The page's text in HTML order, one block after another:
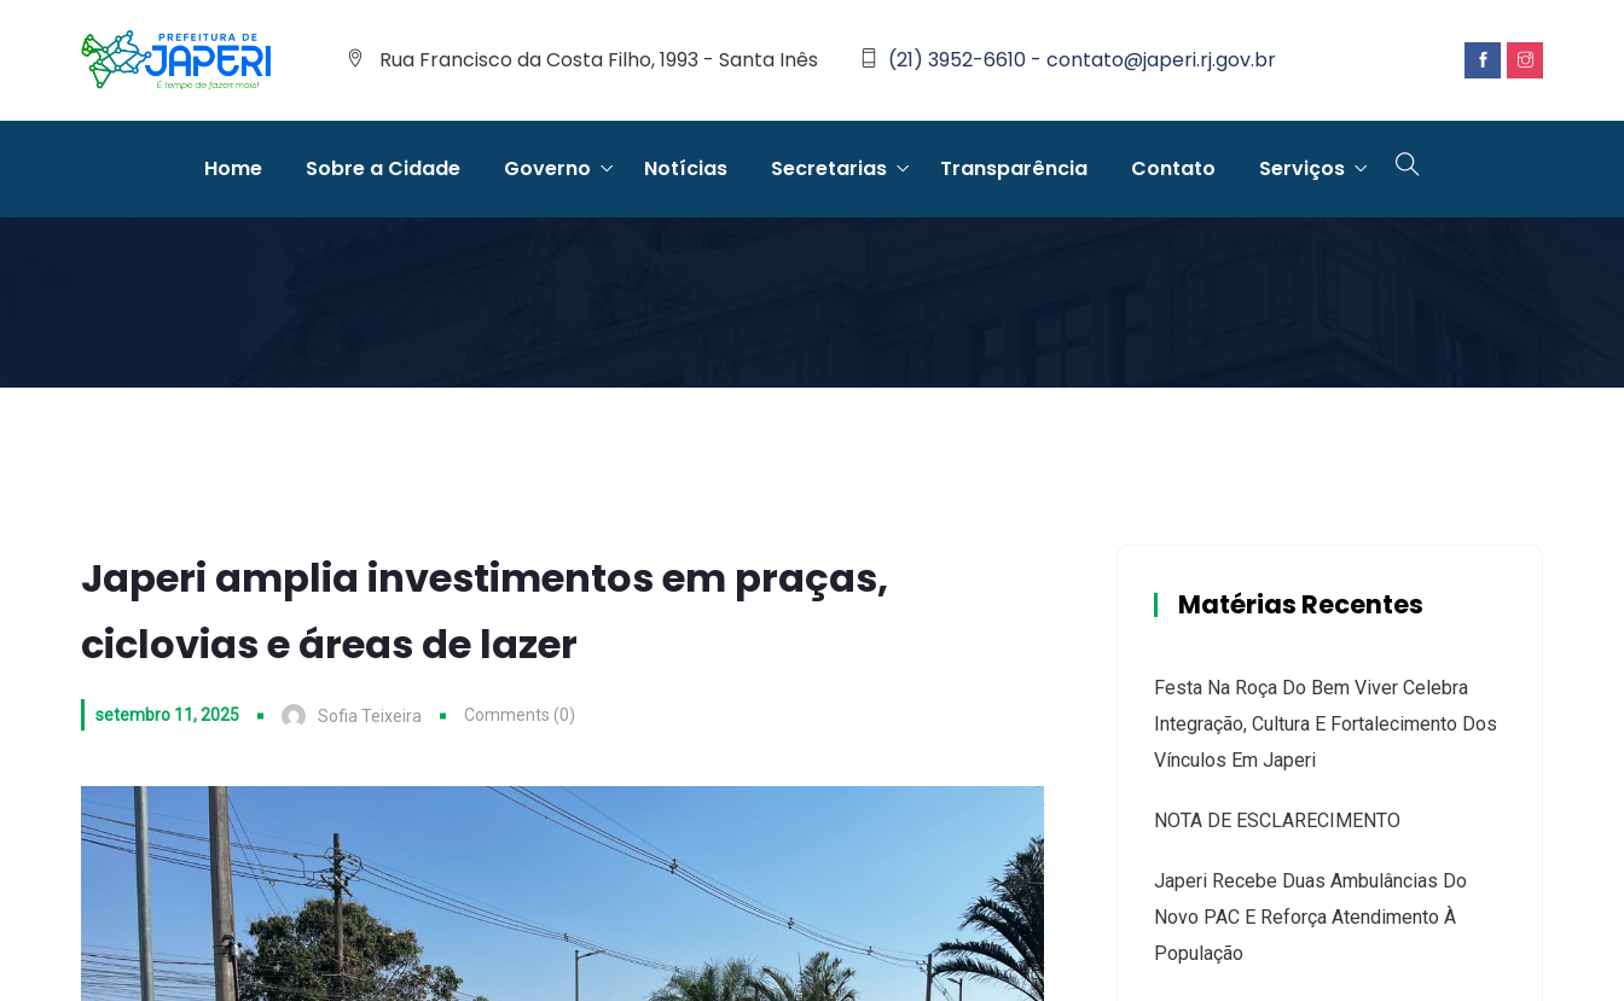
Rua Francisco da Costa Filho, 1993 - Santa Inês (21) 3952-6610 - contato@japeri.rj.gov.br
Home Sobre a Cidade Governo Notícias Secretarias Transparência Contato Serviços
Japeri amplia investimentos em praças,
ciclovias e áreas de lazer
setembro 11, 2025 Sofia Teixeira Comments (0)
Matérias Recentes
Festa Na Roça Do Bem Viver Celebra
Integração, Cultura E Fortalecimento Dos
Vínculos Em Japeri
NOTA DE ESCLARECIMENTO
Japeri Recebe Duas Ambulâncias Do
Novo PAC E Reforça Atendimento À
População